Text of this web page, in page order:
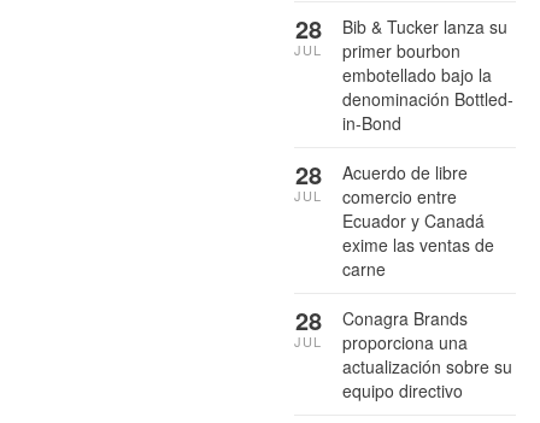
Bib & Tucker lanza su
primer bourbon
embotellado bajo la
denominación Bottled-
in-Bond
28
JUL
Acuerdo de libre
comercio entre
Ecuador y Canadá
exime las ventas de
carne
28
JUL
Conagra Brands
proporciona una
actualización sobre su
equipo directivo
28
JUL